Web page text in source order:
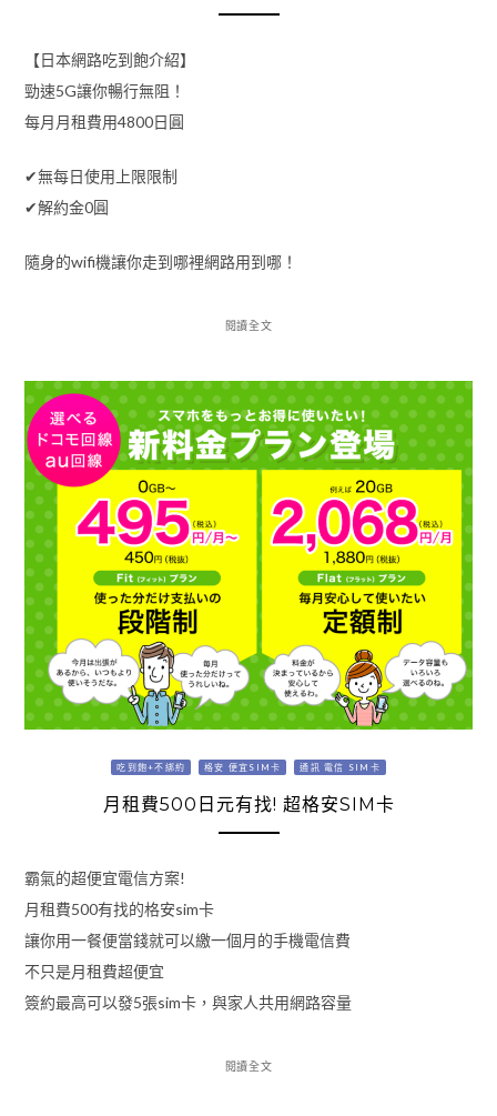
【日本網路吃到飽介紹】
勁速5G讓你暢行無阻！
每月月租費用4800日圓
✔︎無每日使用上限限制
✔︎解約金0圓
隨身的wifi機讓你走到哪裡網路用到哪！
閱讀全文
吃到飽+不綁約 格安 便宜SIM卡 通訊 電信 SIM卡
月租費500日元有找! 超格安SIM卡
霸氣的超便宜電信方案!
月租費500有找的格安sim卡
讓你用一餐便當錢就可以繳一個月的手機電信費
不只是月租費超便宜
簽約最高可以發5張sim卡，與家人共用網路容量
閱讀全文